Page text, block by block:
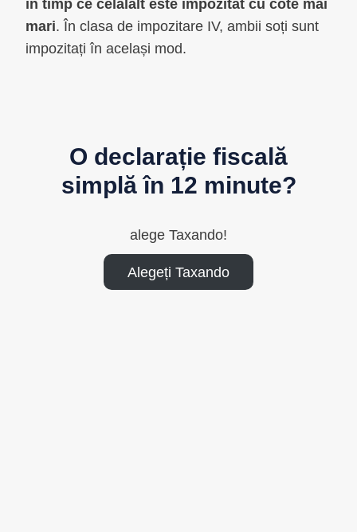
în timp ce celălalt este impozitat cu cote mai
mari. În clasa de impozitare IV, ambii soți sunt
impozitați în același mod.
O declarație fiscală
simplă în 12 minute?
alege Taxando!
Alegeți Taxando